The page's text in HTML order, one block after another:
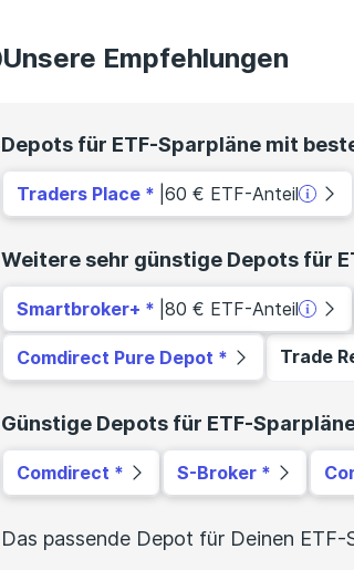
Unsere Empfehlungen
Depots für ETF-Sparpläne mit
Traders Place 60 € ETF-Anteil
Weitere sehr günstige Depots für
Smartbroker+ 80 € ETF-Anteil
Comdirect Pure Depot Trade
Günstige Depots für ETF-
Comdirect S-Broker
Das passende Depot für Deinen